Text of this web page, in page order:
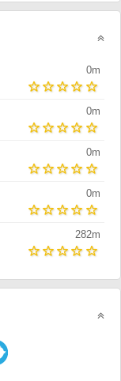
0m
0m
0m
0m
282m